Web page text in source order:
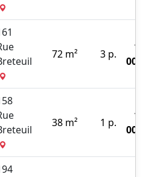
72 m² 3 p.
38 m² 1 p.